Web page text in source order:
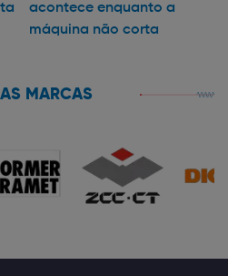
acontece enquanto a
máquina não corta
MARCAS